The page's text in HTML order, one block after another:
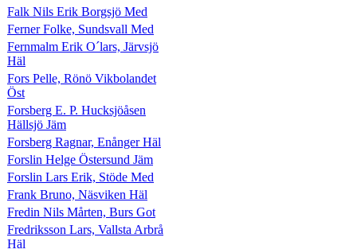
Falk Nils Erik Borgsjö Med
Ferner Folke, Sundsvall Med
Fernmalm Erik O´lars, Järvsjö
Häl
Fors Pelle, Rönö Vikbolandet
Öst
Forsberg E. P. Hucksjöåsen
Hällsjö Jäm
Forsberg Ragnar, Enånger Häl
Forslin Helge Östersund Jäm
Forslin Lars Erik, Stöde Med
Frank Bruno, Näsviken Häl
Fredin Nils Mårten, Burs Got
Fredriksson Lars, Vallsta Arbrå
Häl